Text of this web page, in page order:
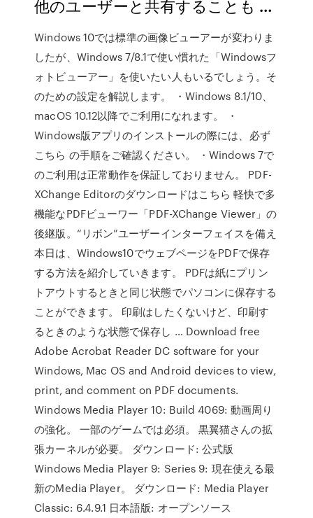
他のユーザーと共有することも …
Windows 10では標準の画像ビューアーが変わりま
したが、Windows 7/8.1で使い慣れた「Windowsフ
ォトビューアー」を使いたい人もいるでしょう。そ
のための設定を解説します。 ・Windows 8.1/10、
macOS 10.12以降でご利用になれます。 ・
Windows版アプリのインストールの際には、必ず
こちら の手順をご確認ください。 ・Windows 7で
のご利用は正常動作を保証しておりません。 PDF-
XChange Editorのダウンロードはこちら 軽快で多
機能なPDFビューワー「PDF-XChange Viewer」の
後継版。“リボン”ユーザーインターフェイスを備え
本日は、Windows10でウェブページをPDFで保存
する方法を紹介していきます。 PDFは紙にプリン
トアウトするときと同じ状態でパソコンに保存する
ことができます。 印刷はしたくないけど、印刷す
るときのような状態で保存し … Download free
Adobe Acrobat Reader DC software for your
Windows, Mac OS and Android devices to view,
print, and comment on PDF documents.
Windows Media Player 10: Build 4069: 動画周り
の強化。 一部のゲームでは必須。 黒翼猫さんの拡
張カーネルが必要。 ダウンロード: 公式版
Windows Media Player 9: Series 9: 現在使える最
新のMedia Player。 ダウンロード: Media Player
Classic: 6.4.9.1 日本語版: オープンソース